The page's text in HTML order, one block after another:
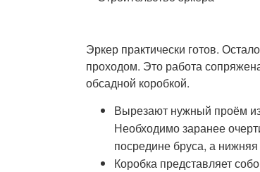
Эркер практически готов.
проходом. Это работа
обсадной коробкой.
Вырезают нужный проём
Необходимо заранее
посредине бруса, а
Коробка представляет